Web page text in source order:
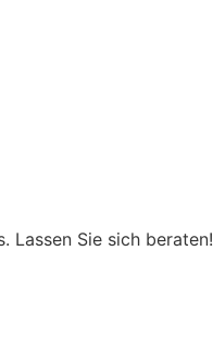
Lassen Sie sich beraten!